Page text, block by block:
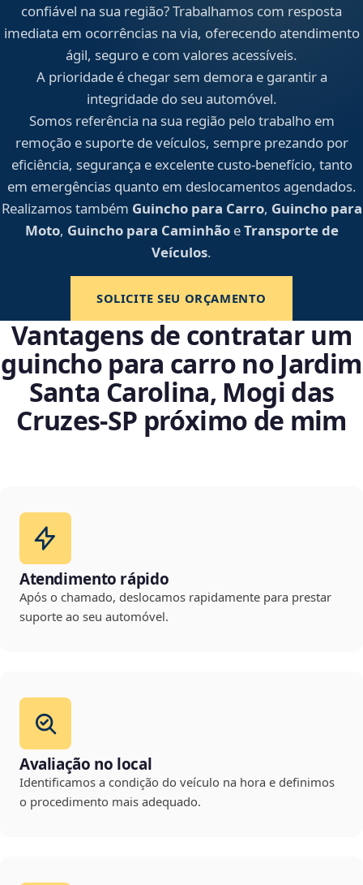
confiável na sua região? Trabalhamos com resposta
imediata em ocorrências na via, oferecendo atendimento
ágil, seguro e com valores acessíveis.
A prioridade é chegar sem demora e garantir a
integridade do seu automóvel.
Somos referência na sua região pelo trabalho em
remoção e suporte de veículos, sempre prezando por
eficiência, segurança e excelente custo-benefício, tanto
em emergências quanto em deslocamentos agendados.
Realizamos também Guincho para Carro, Guincho para
Moto, Guincho para CaminhãoeTransporte de
Veículos.
SOLICITE SEU ORÇAMENTO
Vantagens de contratar um
guincho para carro no Jardim
Santa Carolina, Mogi das
Cruzes‑SP próximo de mim
Atendimento rápido
Após o chamado, deslocamos rapidamente para prestar
suporte ao seu automóvel.
Avaliação no local
Identificamos a condição do veículo na hora e definimos
o procedimento mais adequado.